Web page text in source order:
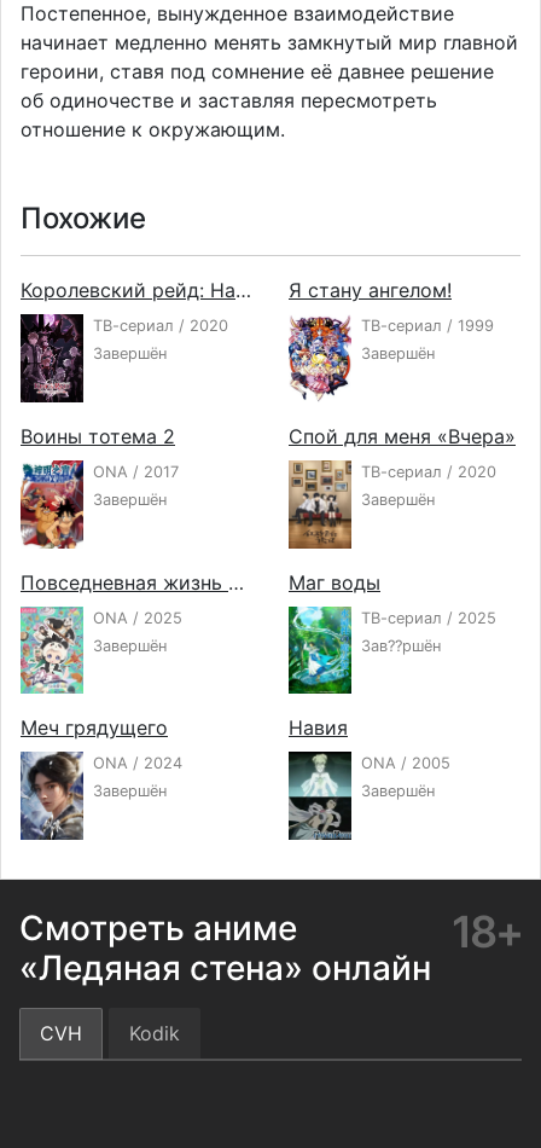
Постепенное, вынужденное взаимодействие
начинает медленно менять замкнутый мир главной
героини, ставя под сомнение её давнее решение
об одиночестве и заставляя пересмотреть
отношение к окружающим.
Похожие
Королевский рейд: Наследники воли
ТВ-сериал / 2020
Завершён
Я стану ангелом!
ТВ-сериал / 1999
Завершён
Воины тотема 2
ONA / 2017
Завершён
Спой для меня «Вчера»
ТВ-сериал / 2020
Завершён
Повседневная жизнь бессмертного короля 5
ONA / 2025
Завершён
Маг воды
ТВ-сериал / 2025
Зав??ршён
Меч грядущего
ONA / 2024
Завершён
Навия
ONA / 2005
Завершён
Смотреть аниме
«Ледяная стена» онлайн
18+
CVH Kodik